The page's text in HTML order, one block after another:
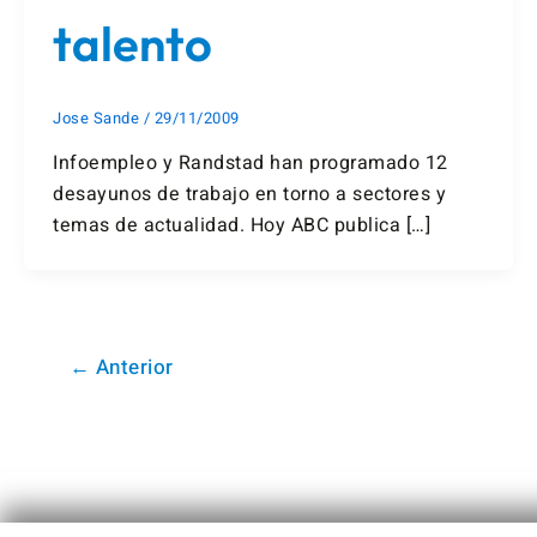
talento
Jose Sande / 29/11/2009
Infoempleo y Randstad han programado 12
desayunos de trabajo en torno a sectores y
temas de actualidad. Hoy ABC publica […]
← Anterior